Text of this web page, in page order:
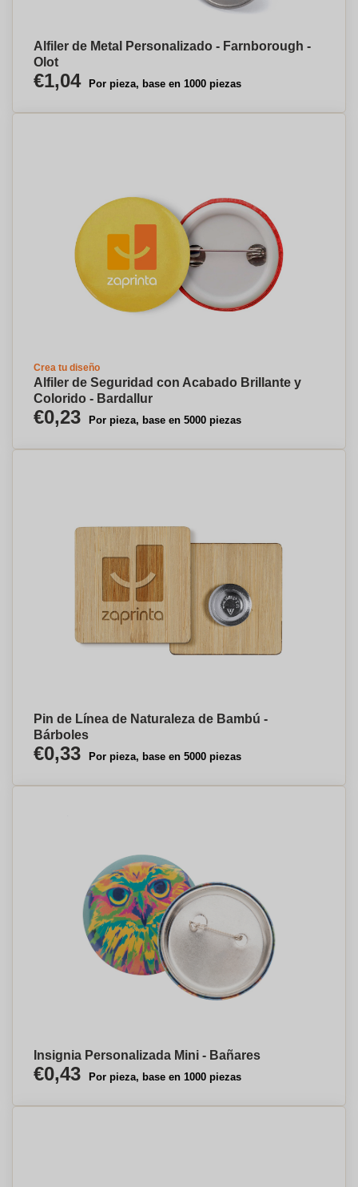
Alfiler de Metal Personalizado - Farnborough -
Olot
€1,04 Por pieza, base en 1000 piezas
Crea tu diseño
Alfiler de Seguridad con Acabado Brillante y
Colorido - Bardallur
€0,23 Por pieza, base en 5000 piezas
Pin de Línea de Naturaleza de Bambú -
Bárboles
€0,33 Por pieza, base en 5000 piezas
Insignia Personalizada Mini - Bañares
€0,43 Por pieza, base en 1000 piezas